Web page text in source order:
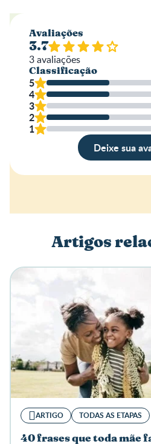
Avaliações
3.7
3avaliações
Classificação
5
4
3
2
1
Deixe sua
Escreva a sua opinião
Artigos
ARTIGO TODAS AS ETAPAS
40 frases que toda mãe